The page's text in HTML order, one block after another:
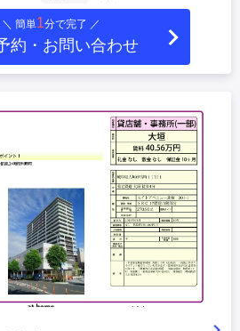
＼ 簡単1分で完了 ／
約・お問い合わせ